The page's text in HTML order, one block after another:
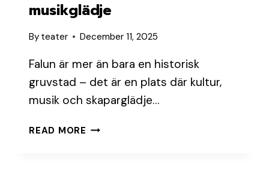
musikglädje
By teater December 11, 2025
Falun är mer än bara en historisk
gruvstad – det är en plats där kultur,
musik och skaparglädje…
READ MORE KULTURÅRET